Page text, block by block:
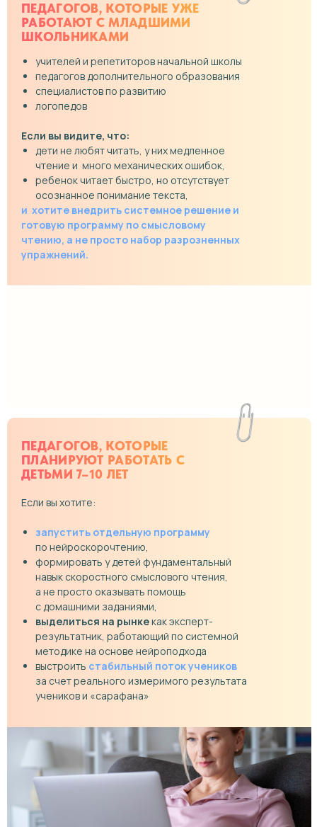
учителей и репетиторов начальной школы
педагогов дополнительного образования
специалистов по развитию
логопедов
Если вы видите, что:
дети не любят читать, у них медленное
чтение и много механических ошибок,
ребенок читает быстро, но отсутствует
осознанное понимание текста,
и хотите внедрить системное решение и
готовую программу по смысловому
чтению, а не просто набор разрозненных
упражнений.
Если вы хотите:
запустить отдельную программу
по нейроскорочтению,
формировать у детей фундаментальный
навык скоростного смыслового чтения,
а не просто оказывать помощь
с домашними заданиями,
выделиться на рынкекак эксперт-
результатник, работающий по системной
методике на основе нейроподхода
выстроить стабильный поток учеников
за счет реального измеримого результата
учеников и «сарафана»
ПЕДАГОГОВ, КОТОРЫЕ
ПЛАНИРУЮТ РАБОТАТЬ С
ДЕТЬМИ 7–10 ЛЕТ
ПЕДАГОГОВ, КОТОРЫЕ УЖЕ
РАБОТАЮТ С МЛАДШИМИ
ШКОЛЬНИКАМИ